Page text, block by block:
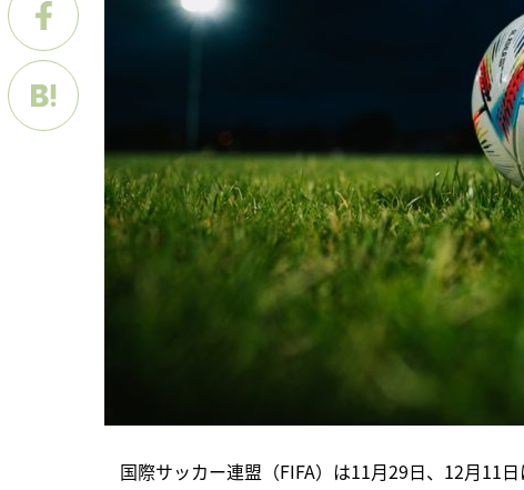
国際サッカー連盟（FIFA）は11月29日、12月11